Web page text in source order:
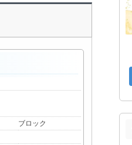
ブロック